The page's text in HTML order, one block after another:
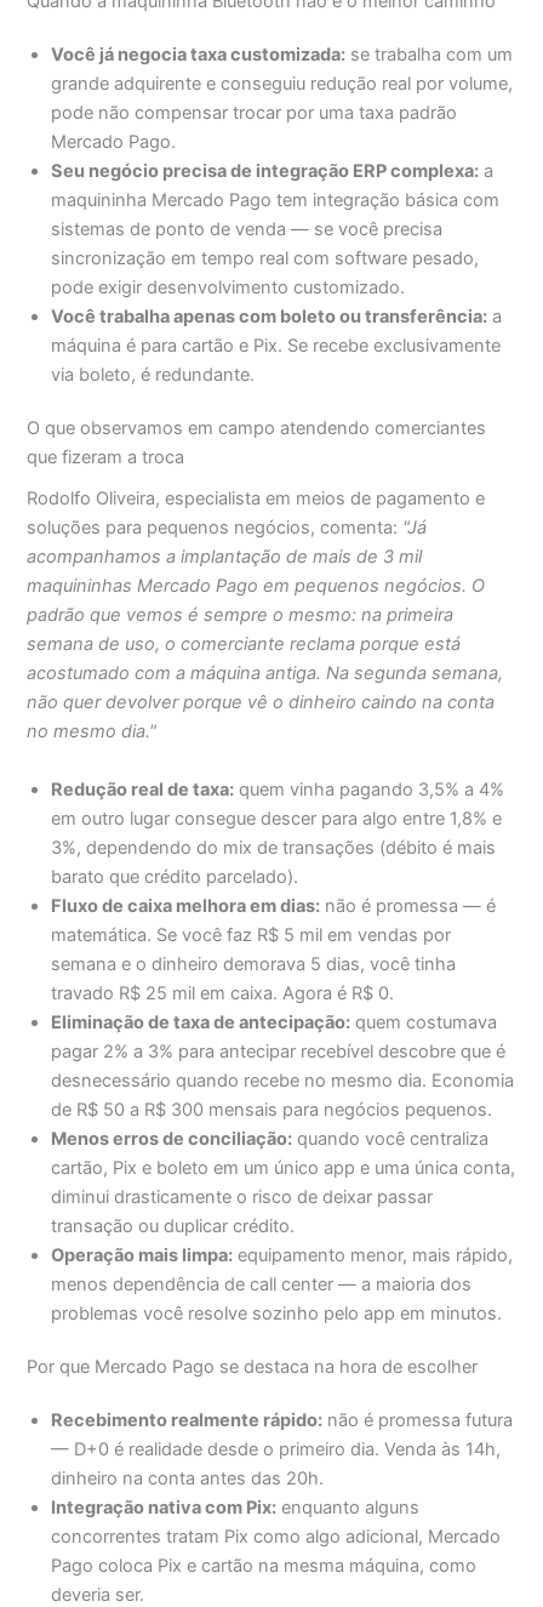
Você já negocia taxa customizada: se trabalha com um
grande adquirente e conseguiu redução real por volume,
pode não compensar trocar por uma taxa padrão
Mercado Pago.
Seu negócio precisa de integração ERP complexa: a
maquininha Mercado Pago tem integração básica com
sistemas de ponto de venda — se você precisa
sincronização em tempo real com software pesado,
pode exigir desenvolvimento customizado.
Você trabalha apenas com boleto ou transferência: a
máquina é para cartão e Pix. Se recebe exclusivamente
via boleto, é redundante.
O que observamos em campo atendendo comerciantes
que fizeram a troca
Rodolfo Oliveira, especialista em meios de pagamento e
soluções para pequenos negócios, comenta: "Já
acompanhamos a implantação de mais de 3 mil
maquininhas Mercado Pago em pequenos negócios. O
padrão que vemos é sempre o mesmo: na primeira
semana de uso, o comerciante reclama porque está
acostumado com a máquina antiga. Na segunda semana,
não quer devolver porque vê o dinheiro caindo na conta
no mesmo dia."
Redução real de taxa: quem vinha pagando 3,5% a 4%
em outro lugar consegue descer para algo entre 1,8% e
3%, dependendo do mix de transações (débito é mais
barato que crédito parcelado).
Fluxo de caixa melhora em dias: não é promessa — é
matemática. Se você faz R$ 5 mil em vendas por
semana e o dinheiro demorava 5 dias, você tinha
travado R$ 25 mil em caixa. Agora é R$ 0.
Eliminação de taxa de antecipação: quem costumava
pagar 2% a 3% para antecipar recebível descobre que é
desnecessário quando recebe no mesmo dia. Economia
de R$ 50 a R$ 300 mensais para negócios pequenos.
Menos erros de conciliação: quando você centraliza
cartão, Pix e boleto em um único app e uma única conta,
diminui drasticamente o risco de deixar passar
transação ou duplicar crédito.
Operação mais limpa: equipamento menor, mais rápido,
menos dependência de call center — a maioria dos
problemas você resolve sozinho pelo app em minutos.
Por que Mercado Pago se destaca na hora de escolher
Recebimento realmente rápido: não é promessa futura
— D+0 é realidade desde o primeiro dia. Venda às 14h,
dinheiro na conta antes das 20h.
Integração nativa com Pix: enquanto alguns
concorrentes tratam Pix como algo adicional, Mercado
Pago coloca Pix e cartão na mesma máquina, como
deveria ser.